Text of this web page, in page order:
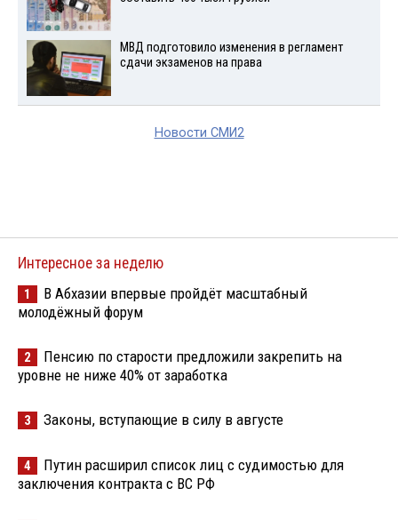
МВД подготовило изменения в регламент
сдачи экзаменов на права
Новости СМИ2
Интересное за неделю
1
В Абхазии впервые пройдёт масштабный
молодёжный форум
2
Пенсию по старости предложили закрепить на
уровне не ниже 40% от заработка
3 Законы, вступающие в силу в августе
4
Путин расширил список лиц с судимостью для
заключения контракта с ВС РФ